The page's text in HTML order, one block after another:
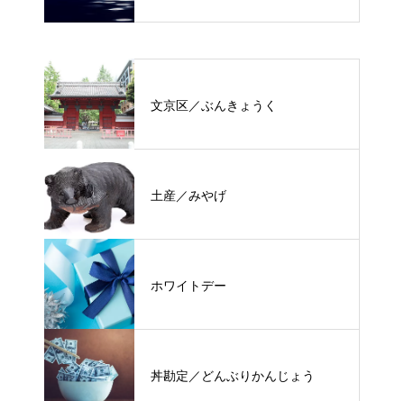
文京区／ぶんきょうく
土産／みやげ
ホワイトデー
丼勘定／どんぶりかんじょう